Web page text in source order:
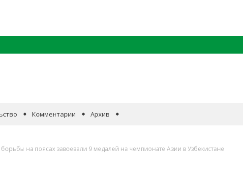
Комментарии Архив
на поясах завоевали 9 медалей на чемпионате Азии в Узбекистане